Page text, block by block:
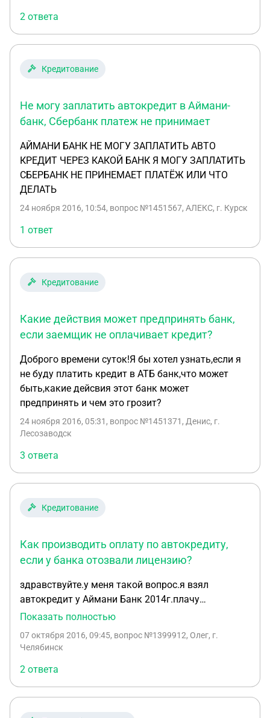
вымогательство) или в прокуратуру по месту
жительства?
СМС сообщение от банка Российского капитала,
что я могу бесплатно погасить свой авто кредит в
аймани банке и переданный по договору цессии
банку Российский капитал в любых салонах... и
прилагался номер счета. Никаких письменных
поступало. Как мне быть?
2 ответа
Кредитование
Не могу заплатить автокредит в Аймани-
банк, Сбербанк платеж не принимает
АЙМАНИ БАНК НЕ МОГУ ЗАПЛАТИТЬ АВТО
КРЕДИТ ЧЕРЕЗ КАКОЙ БАНК Я МОГУ ЗАПЛАТИТЬ
СБЕРБАНК НЕ ПРИНЕМАЕТ ПЛАТЁЖ ИЛИ ЧТО
ДЕЛАТЬ
24 ноября 2016, 10:54, вопрос №1451567, АЛЕКС, г. Курск
1 ответ
Кредитование
Какие действия может предпринять банк,
если заемщик не оплачивает кредит?
Доброго времени суток!Я бы хотел узнать,если я
не буду платить кредит в АТБ банк,что может
быть,какие дейсвия этот банк может
предпринять и чем это грозит?
24 ноября 2016, 05:31 , вопрос №1451371, Денис, г.
Лесозаводск
3 ответа
Кредитование
Как производить оплату по автокредиту,
если у банка отозвали лицензию?
здравствуйте.у меня такой вопрос.я взял
автокредит у Аймани Банк 2014г.плачу
вовремя,но на днях услышал что у Аймани Банк
изменения.мне сказали что мой текущий счет на
по телефону сказали другой номер счёта.я
позвонил в службу страхования вкладов и мне
там пояснили что оплачивать нужно на тот номер
счёта который указан в кредитном договоре.вот
Показать полностью
07 октября 2016, 09:45, вопрос №1399912, Олег, г.
Челябинск
2 ответа